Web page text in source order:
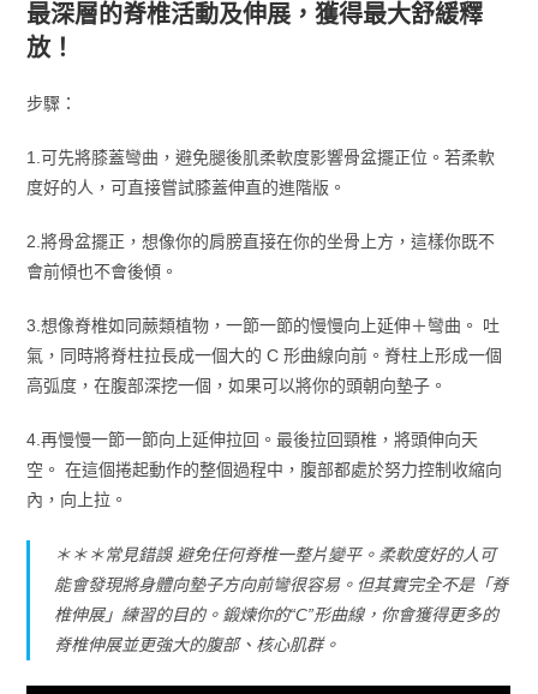
最深層的脊椎活動及伸展，獲得最大舒緩釋
放！
步驟：
1.可先將膝蓋彎曲，避免腿後肌柔軟度影響骨盆擺正位。若柔軟
度好的人，可直接嘗試膝蓋伸直的進階版。
2.將骨盆擺正，想像你的肩膀直接在你的坐骨上方，這樣你既不
會前傾也不會後傾。
3.想像脊椎如同蕨類植物，一節一節的慢慢向上延伸＋彎曲。 吐
氣，同時將脊柱拉長成一個大的 C 形曲線向前。脊柱上形成一個
高弧度，在腹部深挖一個，如果可以將你的頭朝向墊子。
4.再慢慢一節一節向上延伸拉回。最後拉回頸椎，將頭伸向天
空。 在這個捲起動作的整個過程中，腹部都處於努力控制收縮向
內，向上拉。
＊＊＊常見錯誤 避免任何脊椎一整片變平。柔軟度好的人可
能會發現將身體向墊子方向前彎很容易。但其實完全不是「脊
椎伸展」練習的目的。鍛煉你的“C”形曲線，你會獲得更多的
脊椎伸展並更強大的腹部、核心肌群。